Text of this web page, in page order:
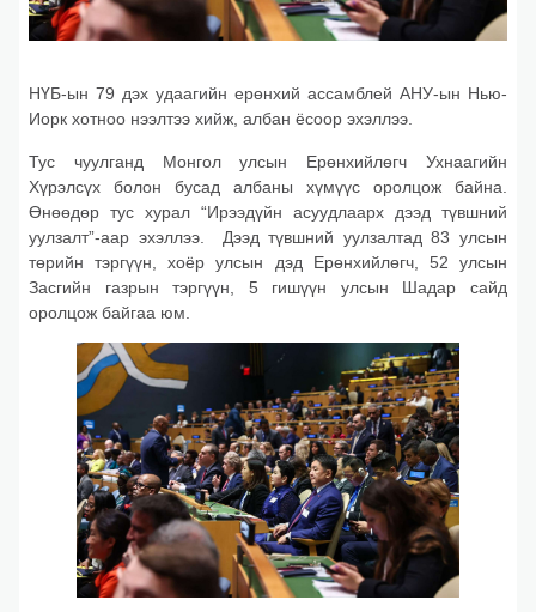
НҮБ-ын 79 дэх удаагийн ерөнхий ассамблей АНУ-ын Нью-
Иорк хотноо нээлтээ хийж, албан ёсоор эхэллээ.
Тус чуулганд Монгол улсын Ерөнхийлөгч Ухнаагийн
Хүрэлсүх болон бусад албаны хүмүүс оролцож байна.
Өнөөдөр тус хурал “Ирээдүйн асуудлаарх дээд түвшний
уулзалт”-аар эхэллээ. Дээд түвшний уулзалтад 83 улсын
төрийн тэргүүн, хоёр улсын дэд Ерөнхийлөгч, 52 улсын
Засгийн газрын тэргүүн, 5 гишүүн улсын Шадар сайд
оролцож байгаа юм.